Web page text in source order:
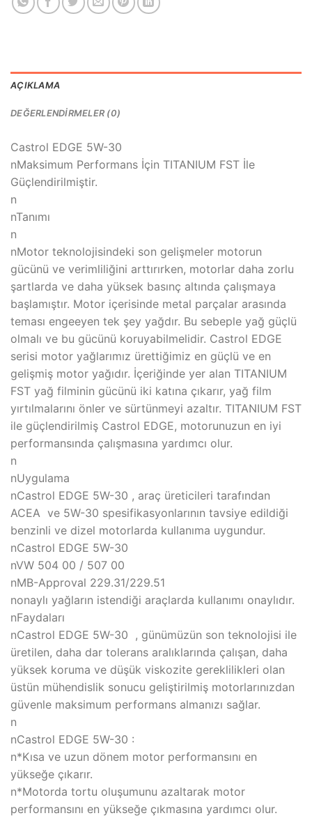
AÇIKLAMA
DEĞERLENDIRMELER (0)
Castrol EDGE 5W-30
nMaksimum Performans İçin TITANIUM FST İle
Güçlendirilmiştir.
n
nTanımı
n
nMotor teknolojisindeki son gelişmeler motorun
gücünü ve verimliliğini arttırırken, motorlar daha zorlu
şartlarda ve daha yüksek basınç altında çalışmaya
başlamıştır. Motor içerisinde metal parçalar arasında
teması engeeyen tek şey yağdır. Bu sebeple yağ güçlü
olmalı ve bu gücünü koruyabilmelidir. Castrol EDGE
serisi motor yağlarımız ürettiğimiz en güçlü ve en
gelişmiş motor yağıdır. İçeriğinde yer alan TITANIUM
FST yağ filminin gücünü iki katına çıkarır, yağ film
yırtılmalarını önler ve sürtünmeyi azaltır. TITANIUM FST
ile güçlendirilmiş Castrol EDGE, motorunuzun en iyi
performansında çalışmasına yardımcı olur.
n
nUygulama
nCastrol EDGE 5W-30 , araç üreticileri tarafından
ACEA ve 5W-30 spesifikasyonlarının tavsiye edildiği
benzinli ve dizel motorlarda kullanıma uygundur.
nCastrol EDGE 5W-30
nVW 504 00 / 507 00
nMB-Approval 229.31/229.51
nonaylı yağların istendiği araçlarda kullanımı onaylıdır.
nFaydaları
nCastrol EDGE 5W-30 , günümüzün son teknolojisi ile
üretilen, daha dar tolerans aralıklarında çalışan, daha
yüksek koruma ve düşük viskozite gereklilikleri olan
üstün mühendislik sonucu geliştirilmiş motorlarınızdan
güvenle maksimum performans almanızı sağlar.
n
nCastrol EDGE 5W-30 :
n*Kısa ve uzun dönem motor performansını en
yükseğe çıkarır.
n*Motorda tortu oluşumunu azaltarak motor
performansını en yükseğe çıkmasına yardımcı olur.